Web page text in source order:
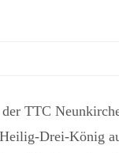
TTC
Drei-König